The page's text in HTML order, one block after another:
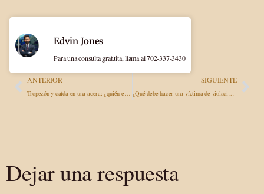
ANTERIOR
Tropezón y caída en una acera: ¿quién es responsable, qué hacer y cómo obtener una indemnización?
SIGUIENTE
¿Qué debe hacer una víctima de violación? Asesoramiento legal en casos de agresión sexual
Edvin Jones
Para una consulta gratuita, llama al 702-337-3430
Dejar una respuesta